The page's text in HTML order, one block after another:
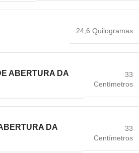
24,6 Quilogramas
ABERTURA DA
33
Centímetros
DA
33
Centímetros